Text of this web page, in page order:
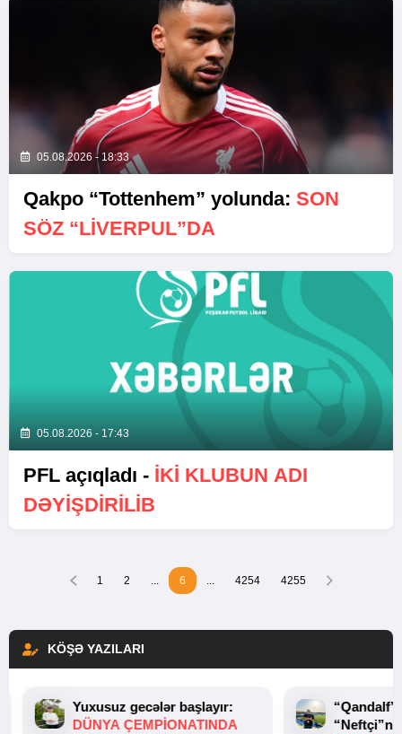
05.08.2026 - 18:33
Qakpo “Tottenhem” yolunda: SON
SÖZ “LIVERPUL”DA
05.08.2026 - 17:43
PFL açıqladı - İKİ KLUBUN ADI
DƏYİŞDİRİLİB
1 2 ... 6 ... 4254 4255
KÖŞƏ YAZILARI
Yuxusuz gecələr başlayır:
DÜNYA ÇEMPIONATINDA